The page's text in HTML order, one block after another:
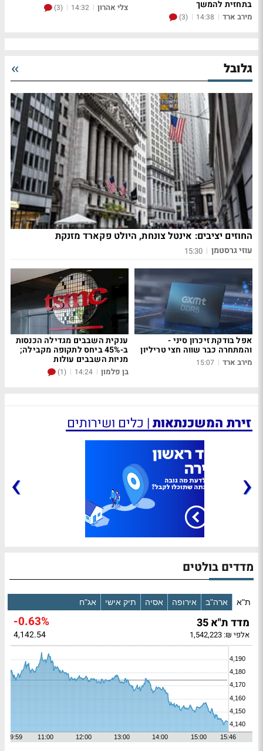
בתחזית להמשך
מירב ארד |
14:38
|
(3)
צלי אהרון |
14:32
|
(3)
גלובל
החוזים יציבים: אינטל צונחת, היולט פקארד מזנקת
עוזי גרסטמן |
15:30
אפל בודקת זיכרון סיני -
והמתחרה כבר שווה חצי טריליון
מירב ארד |
15:07
ענקית השבבים מגדילה הכנסות
ב-45% ביחס לתקופה מקבילה;
מניות השבבים עולות
בן פלמון |
14:24
|
(1)
זירת המשכנתאות| כלים ושירותים
› ‹
מדדים בולטים
ת"א ארה"ב אירופה אסיה תיק אישי אג"ח
מדד ת"א 35 -0.63%
אלפי ₪: 1,542,223 4,142.54